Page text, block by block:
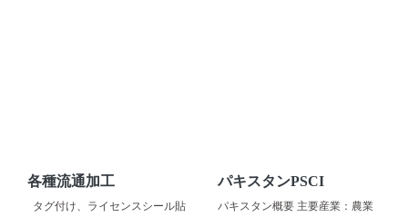
各種流通加工
タグ付け、ライセンスシール貼
パキスタンPSCI
パキスタン概要 主要産業：農業